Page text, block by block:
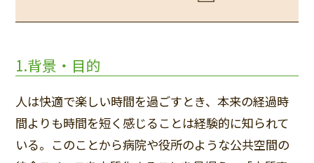
1.背景・目的
人は快適で楽しい時間を過ごすとき、本来の経過時
間よりも時間を短く感じることは経験的に知られて
いる。このことから病院や役所のような公共空間の